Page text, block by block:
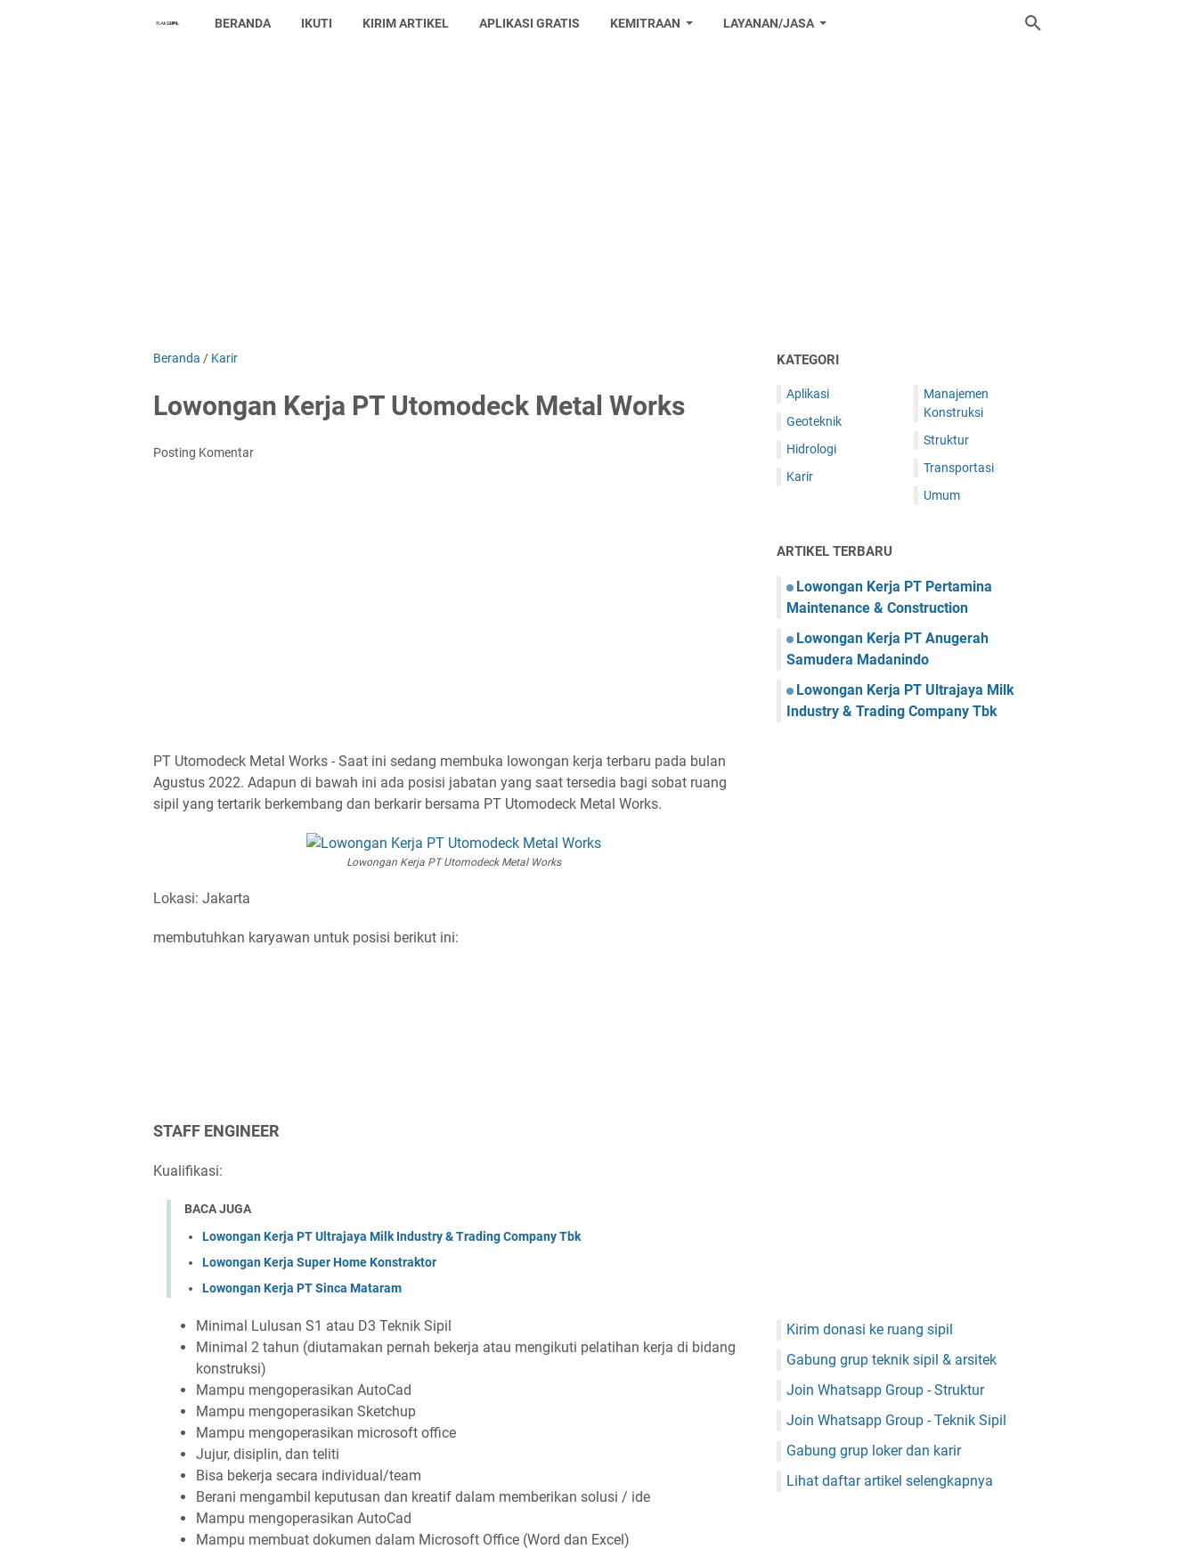
BERANDA IKUTI KIRIM ARTIKEL APLIKASI GRATIS KEMITRAAN LAYANAN/JASA
Beranda / Karir
Lowongan Kerja PT Utomodeck Metal Works
Posting Komentar
PT Utomodeck Metal Works - Saat ini sedang membuka lowongan kerja terbaru pada bulan
Agustus 2022. Adapun di bawah ini ada posisi jabatan yang saat tersedia bagi sobat ruang
sipil yang tertarik berkembang dan berkarir bersama PT Utomodeck Metal Works.
Lowongan Kerja PT Utomodeck Metal Works
Lokasi: Jakarta
membutuhkan karyawan untuk posisi berikut ini:
STAFF ENGINEER
Kualifikasi:
BACA JUGA
Lowongan Kerja PT Ultrajaya Milk Industry & Trading Company Tbk
Lowongan Kerja Super Home Konstraktor
Lowongan Kerja PT Sinca Mataram
Minimal Lulusan S1 atau D3 Teknik Sipil
Minimal 2 tahun (diutamakan pernah bekerja atau mengikuti pelatihan kerja di bidang
konstruksi)
Mampu mengoperasikan AutoCad
Mampu mengoperasikan Sketchup
Mampu mengoperasikan microsoft office
Jujur, disiplin, dan teliti
Bisa bekerja secara individual/team
Berani mengambil keputusan dan kreatif dalam memberikan solusi / ide
Mampu mengoperasikan AutoCad
Mampu membuat dokumen dalam Microsoft Office (Word dan Excel)
KATEGORI
Aplikasi
Geoteknik
Hidrologi
Karir
Manajemen
Konstruksi
Struktur
Transportasi
Umum
ARTIKEL TERBARU
Lowongan Kerja PT Pertamina
Maintenance & Construction
Lowongan Kerja PT Anugerah
Samudera Madanindo
Lowongan Kerja PT Ultrajaya Milk
Industry & Trading Company Tbk
Kirim donasi ke ruang sipil
Gabung grup teknik sipil & arsitek
Join Whatsapp Group - Struktur
Join Whatsapp Group - Teknik Sipil
Gabung grup loker dan karir
Lihat daftar artikel selengkapnya